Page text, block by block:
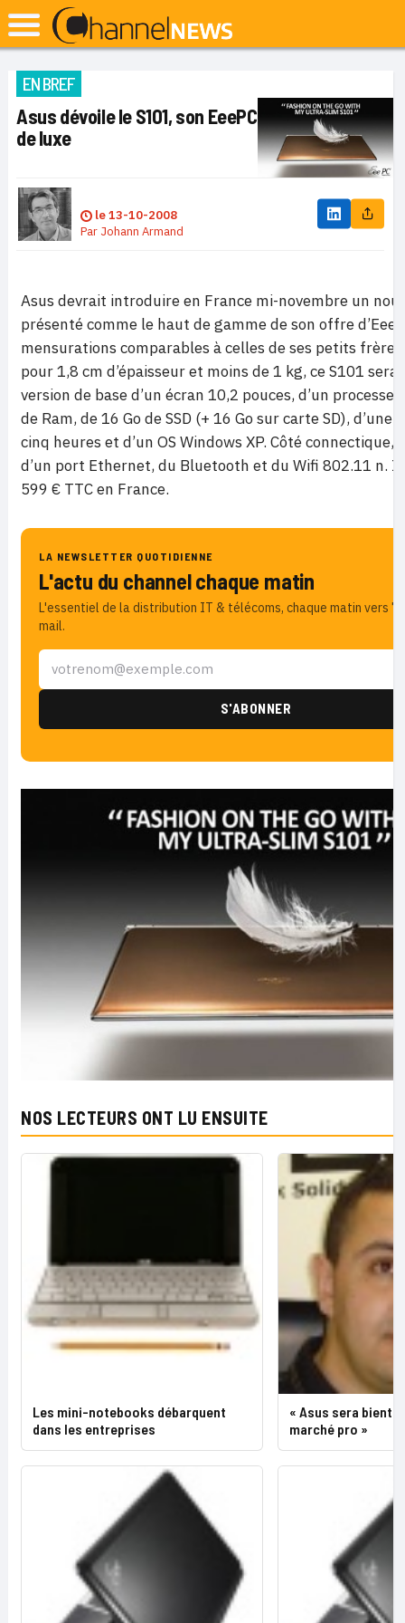
EN BREF
Asus dévoile le S101, son EeePC
de luxe
le13-10-2008
Par Johann Armand
Asus devrait introduire en France mi-novembre un
présenté comme le haut de gamme de son offre
mensurations comparables à celles de ses petits
pour 1,8 cm d’épaisseur et moins de 1 kg, ce S101 sera
version de base d’un écran 10,2 pouces, d’un
de Ram, de 16 Go de SSD (+ 16 Go sur carte SD), d’une
cinq heures et d’un OS Windows XP. Côté connectique,
d’un port Ethernet, du Bluetooth et du Wifi 802.11 n. Il
599 € TTC en France.
LA NEWSLETTER QUOTIDIENNE
L'actu du channel chaque matin
L'essentiel de la distribution IT & télécoms, chaque matin vers
mail.
NOS LECTEURS ONT LU ENSUITE
Les mini-notebooks débarquent
dans les entreprises
« Asus sera
marché pro »